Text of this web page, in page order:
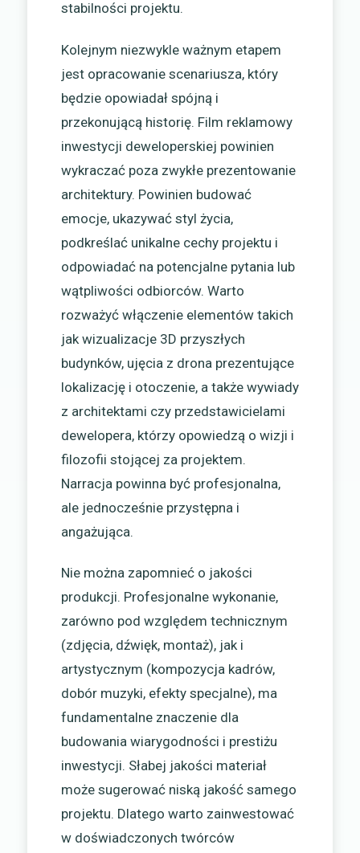
stabilności projektu.
Kolejnym niezwykle ważnym etapem
jest opracowanie scenariusza, który
będzie opowiadał spójną i
przekonującą historię. Film reklamowy
inwestycji deweloperskiej powinien
wykraczać poza zwykłe prezentowanie
architektury. Powinien budować
emocje, ukazywać styl życia,
podkreślać unikalne cechy projektu i
odpowiadać na potencjalne pytania lub
wątpliwości odbiorców. Warto
rozważyć włączenie elementów takich
jak wizualizacje 3D przyszłych
budynków, ujęcia z drona prezentujące
lokalizację i otoczenie, a także wywiady
z architektami czy przedstawicielami
dewelopera, którzy opowiedzą o wizji i
filozofii stojącej za projektem.
Narracja powinna być profesjonalna,
ale jednocześnie przystępna i
angażująca.
Nie można zapomnieć o jakości
produkcji. Profesjonalne wykonanie,
zarówno pod względem technicznym
(zdjęcia, dźwięk, montaż), jak i
artystycznym (kompozycja kadrów,
dobór muzyki, efekty specjalne), ma
fundamentalne znaczenie dla
budowania wiarygodności i prestiżu
inwestycji. Słabej jakości materiał
może sugerować niską jakość samego
projektu. Dlatego warto zainwestować
w doświadczonych twórców